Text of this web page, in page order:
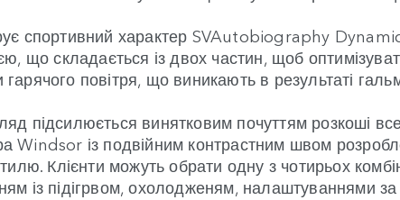
спортивний характер SVAutobiography
що складається із двох частин, щоб
повітря, що виникають в результаті
підсилюється винятковим почуттям розкоші
Windsor із подвійним контрастним швом
Клієнти можуть обрати одну з чотирьох
із підігрвом, охолодженям, налаштуваннями